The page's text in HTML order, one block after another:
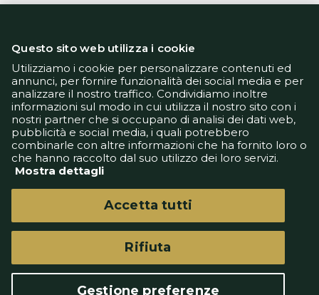
Informativa Privacy
Informativa Cookie
Tech App
Gestione preferenze
support@goldbetlive.it
GoldBetlive è un sito di GBO Italy Spa
Questo sito non rappresenta una testata
Questo sito web utilizza i cookie
Utilizziamo i cookie per personalizzare contenuti ed
annunci, per fornire funzionalità dei social media e per
analizzare il nostro traffico. Condividiamo inoltre
informazioni sul modo in cui utilizza il nostro sito con i
nostri partner che si occupano di analisi dei dati web,
pubblicità e social media, i quali potrebbero
combinarle con altre informazioni che ha fornito loro o
che hanno raccolto dal suo utilizzo dei loro servizi.
Mostra dettagli
Gestione preferenze
Rifiuta
Accetta tutti